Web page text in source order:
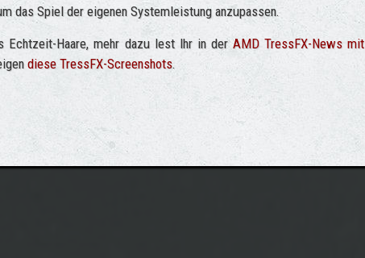
das Spiel der eigenen Systemleistung anzupassen.
Echtzeit-Haare, mehr dazu lest Ihr in derAMD TressFX-News mit
diese TressFX-Screenshots.